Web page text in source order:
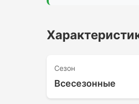
Сезон
Всесезонные